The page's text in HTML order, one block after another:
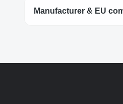
Manufacturer & EU